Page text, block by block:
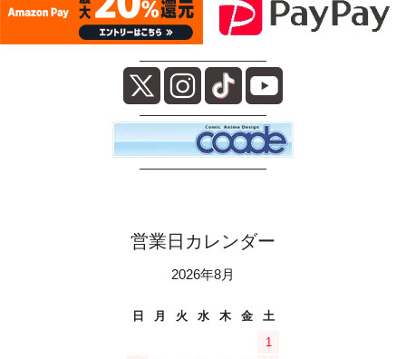
――――――――――
――――――――――
――――――――――
営業日カレンダー
2026年8月
日 月 火 水 木 金
土
1